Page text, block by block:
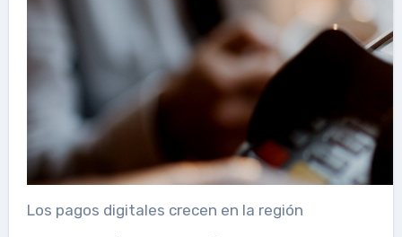
Los pagos digitales crecen en la región